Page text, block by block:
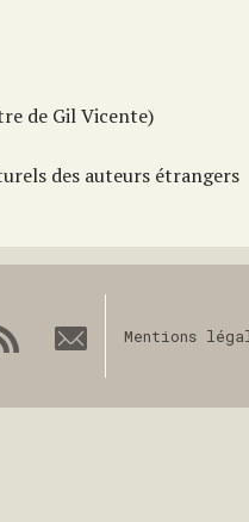
de Gil Vicente)
des auteurs étrangers
Mentions